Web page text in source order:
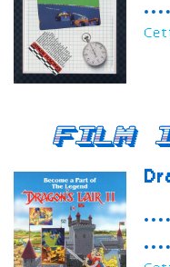
Film